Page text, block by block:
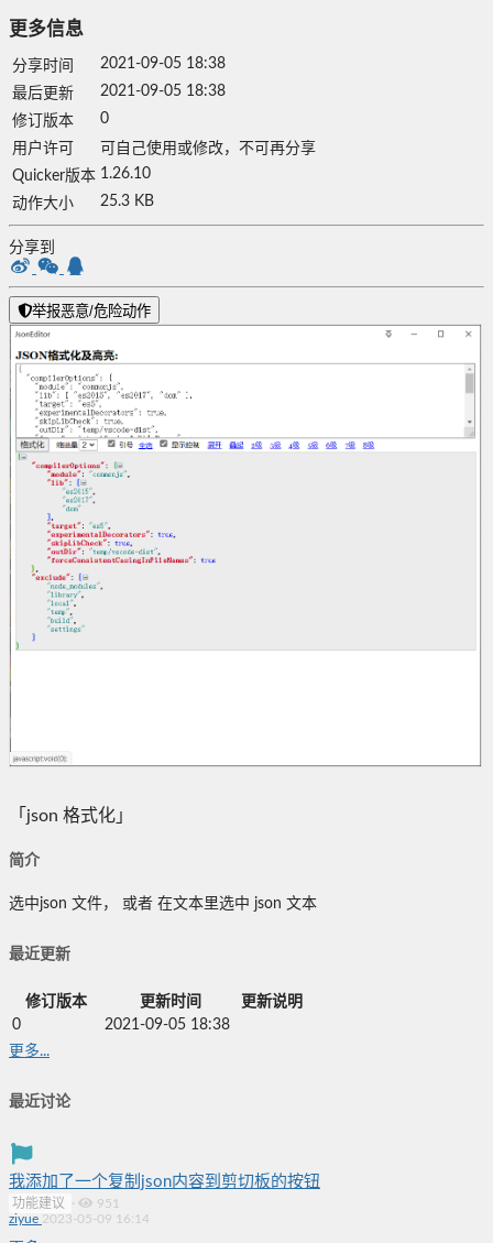
更多信息
分享时间
2021-09-05 18:38
最后更新
2021-09-05 18:38
修订版本
0
用户许可
可自己使用或修改，不可再分享
Quicker版本 1.26.10
动作大小
25.3 KB
分享到
举报恶意/危险动作
「json 格式化」
简介
选中json 文件， 或者 在文本里选中 json 文本
最近更新
修订版本 更新时间
更新说明
0
2021-09-05 18:38
更多...
最近讨论
我添加了一个复制json内容到剪切板的按钮
功能建议 ·
951
ziyue 2023-05-09 16:14